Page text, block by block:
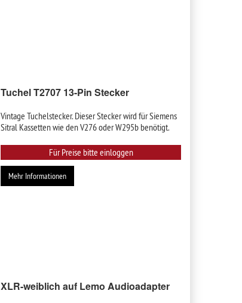
Tuchel T2707 13-Pin Stecker
Vintage Tuchelstecker. Dieser Stecker wird für Siemens
Sitral Kassetten wie den V276 oder W295b benötigt.
Für Preise bitte einloggen
Mehr Informationen
XLR-weiblich auf Lemo Audioadapter